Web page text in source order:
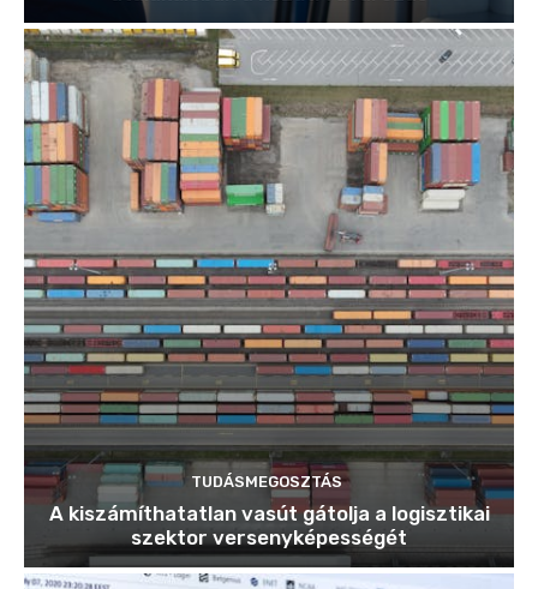
TUDÁSMEGOSZTÁS
A kiszámíthatatlan vasút gátolja a logisztikai
szektor versenyképességét